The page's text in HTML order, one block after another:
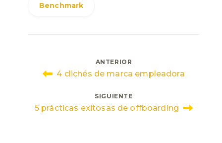
Benchmark
Navegación
entradas
ANTERIOR
4 clichés de marca empleadora
SIGUIENTE
5 prácticas exitosas de offboarding